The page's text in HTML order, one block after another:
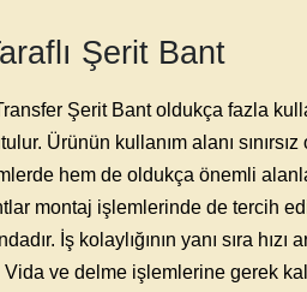
Şerit Bant
Şerit Bantoldukça fazla
Ürünün kullanım alanı
hem de oldukça önemli
montaj işlemlerinde de tercih
İş kolaylığının yanı sıra
Vida ve delme işlemlerine gerek